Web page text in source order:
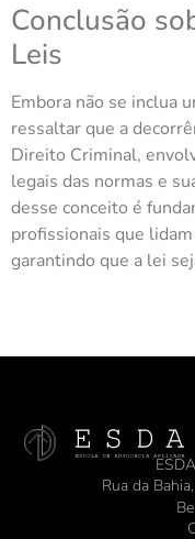
Conclusão
Leis
Embora não se inclua
ressaltar que a
Direito Criminal,
legais das normas e
desse conceito é
profissionais que
garantindo que a lei
Rua da